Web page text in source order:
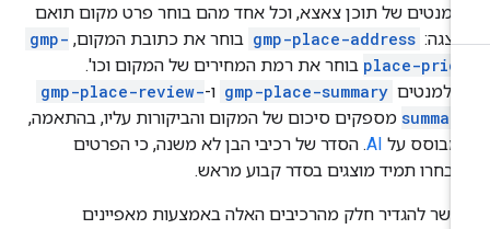
של תוכן צאצא, וכל אחד מהם בוחר פרט מקום תואם
gmp-place-address בוחר את כתובת המקום, ‫gmp-
place-בוחר את רמת המחירים של המקום וכו'.
gmp-place-summary ו-gmp-place-review-
מספקים סיכום של המקום והביקורות עליו, בהתאמה,
על AI. הסדר של רכיבי הבן לא משנה, כי הפרטים
תמיד מוצגים בסדר קבוע מראש.
להגדיר חלק מהרכיבים האלה באמצעות מאפיינים